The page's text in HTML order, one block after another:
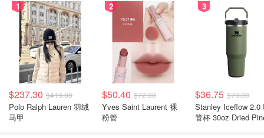
1
$237.30 $419.00
Polo Ralph Lauren 羽绒
马甲
2
$50.40 $72.00
Yves Saint Laurent 裸
粉管
3
$36.75 $70.00
Stanley Iceflow 2.0 吸
管杯 30oz Dried